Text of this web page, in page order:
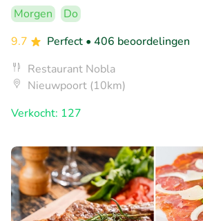
Morgen
Do
9.7
Perfect • 406 beoordelingen
Restaurant Nobla
Nieuwpoort (10km)
Verkocht: 127